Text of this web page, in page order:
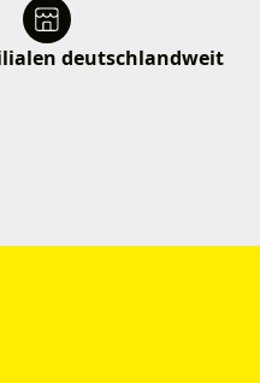
deutschlandweit